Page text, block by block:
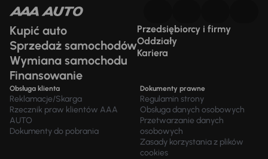
Kupić auto
Sprzedaż samochodów
Wymiana samochodu
Finansowanie
Przedsiębiorcy i firmy
Oddziały
Kariera
Obsługa klienta
Reklamacje/Skarga
Rzecznik praw klientów AAA
AUTO
Dokumenty do pobrania
Dokumenty prawne
Regulamin strony
Obsługa danych osobowych
Przetwarzanie danych
osobowych
Zasady korzystania z plików
cookies